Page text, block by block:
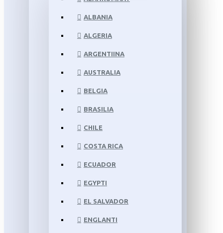
ALBANIA
ALGERIA
ARGENTIINA
AUSTRALIA
BELGIA
BRASILIA
CHILE
COSTA RICA
ECUADOR
EGYPTI
EL SALVADOR
ENGLANTI